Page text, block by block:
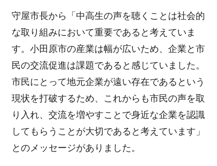
守屋市長から「中高生の声を聴くことは社会的
な取り組みにおいて重要であると考えていま
す。小田原市の産業は幅が広いため、企業と市
民の交流促進は課題であると感じていました。
市民にとって地元企業が遠い存在であるという
現状を打破するため、これからも市民の声を取
り入れ、交流を増やすことで身近な企業を認識
してもらうことが大切であると考えています」
とのメッセージがありました。